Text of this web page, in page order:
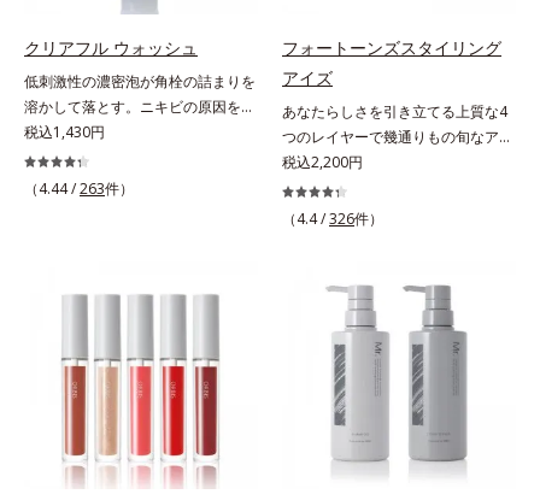
プローチして肌荒れを防ぎ、肌不調
にゆらがない肌を叶えます。そし
成分「MCアクティベーター
(*5)」。肌のうるおいを引き出し・
高めて、ハリ感あふれる肌へと導き
ます。うるおいに満ちたゆらがない
肌をご体感いただくために設計され
ている状態*2 年齢に応じたお手入
ース及び先行技術調査による当社調
べ*5 オトギリソウエキス配合＝肌
たハリツヤ肌へ導く保湿成分
ケアします。マスクに色移りしにく
いので、気兼ねなく使えます。口紅
の下地としてもおすすめです。
クリアフル ウォッシュ
低刺激性の濃密泡が角栓の詰まりを
溶かして落とす。ニキビの原因を残
さないクリアな肌に洗い上げる洗顔
料。「ニキビをくり返してしまう」
「毛穴目立ちが気になる」「マスク
です。5種の和漢植物由来成分とコ
ラーゲンが肌をいたわりながらうる
おいを与え、バリア機能を維持。ニ
さらにビタミンC誘導体をはじめと
した5種の整肌成分(*1)から成る
税込1,430円
（4.44 /263件）
フォートーンズスタイリング
アイズ
あなたらしさを引き立てる上質な4
つのレイヤーで幾通りもの旬なアイ
メイクが叶う。上質なテクスチャー
と多様なカラーリングで、似合うを
知る＆楽しさを引き出す、4色のア
た配色だから重ねてもくすまず、簡
単に印象的な目元が完成します。2
色だけを使って簡単に。3色使って
印象的に。4色全部使えば可能性は
無限大。もちろん単色使いもOK！
あなたらしさを引き立てる4つのレ
イヤーで、幾通りもの旬なアイメイ
クをお楽しみください。
税込2,200円
（4.4 /326件）